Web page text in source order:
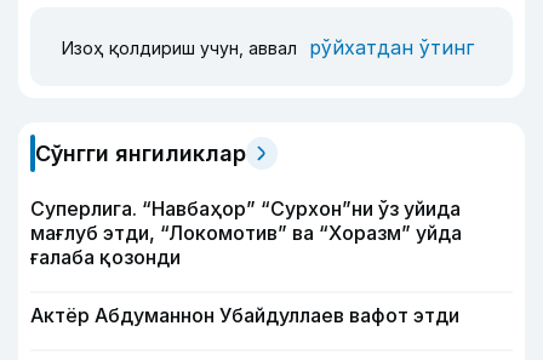
Изоҳ қолдириш учун, аввал рўйхатдан ўтинг
Сўнгги янгиликлар
Суперлига. “Навбаҳор” “Сурхон”ни ўз уйида
мағлуб этди, “Локомотив” ва “Хоразм” уйда
ғалаба қозонди
Актёр Абду­маннон Убайдуллаев вафот этди